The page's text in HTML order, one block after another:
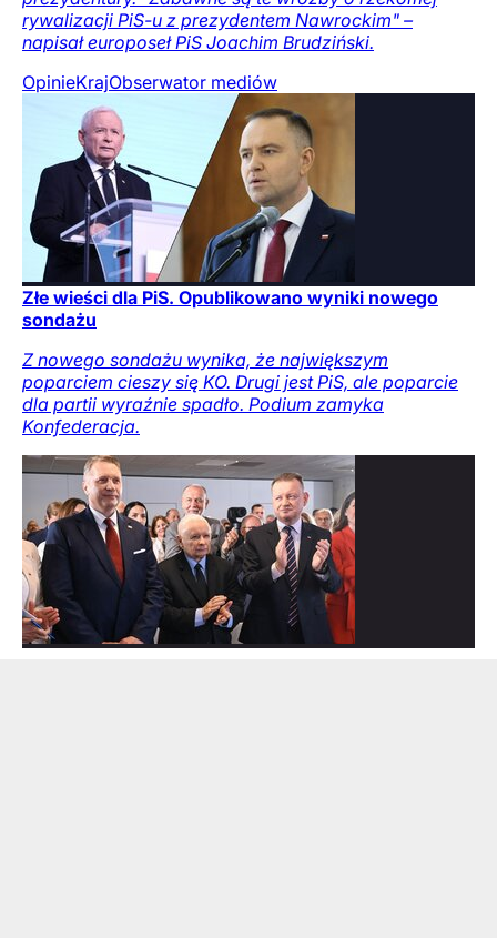
rywalizacji PiS-u z prezydentem Nawrockim" –
napisał europoseł PiS Joachim Brudziński.
OpinieKrajObserwator mediów
Złe wieści dla PiS. Opublikowano wyniki nowego
sondażu
Z nowego sondażu wynika, że największym
poparciem cieszy się KO. Drugi jest PiS, ale poparcie
dla partii wyraźnie spadło. Podium zamyka
Konfederacja.